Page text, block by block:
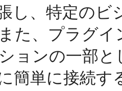
し、特定の
た、プラグ
ョンの一部
簡単に接続